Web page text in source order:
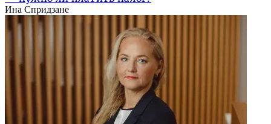
Ина Спридзане